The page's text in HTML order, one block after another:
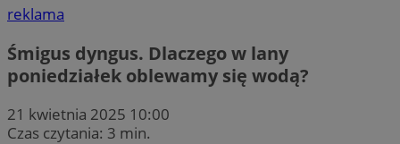
reklama
Śmigus dyngus. Dlaczego w lany
poniedziałek oblewamy się wodą?
21 kwietnia 2025 10:00
Czas czytania: 3 min.